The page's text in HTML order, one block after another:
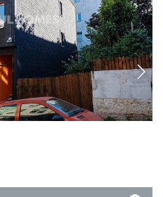
Wohnungstypen, und ist 100 m von
9+5 5
650.000 EUR